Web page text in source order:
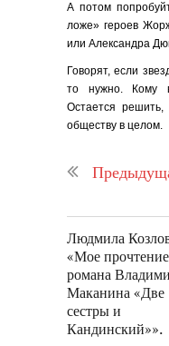
А потом
ложе» героев
или Александра
Говорят, если
то нужно. Кому
Остается
обществу в целом.
Людмила
«Мое прочтение
романа
Маканина «Две
сестры и
Кандинский»».